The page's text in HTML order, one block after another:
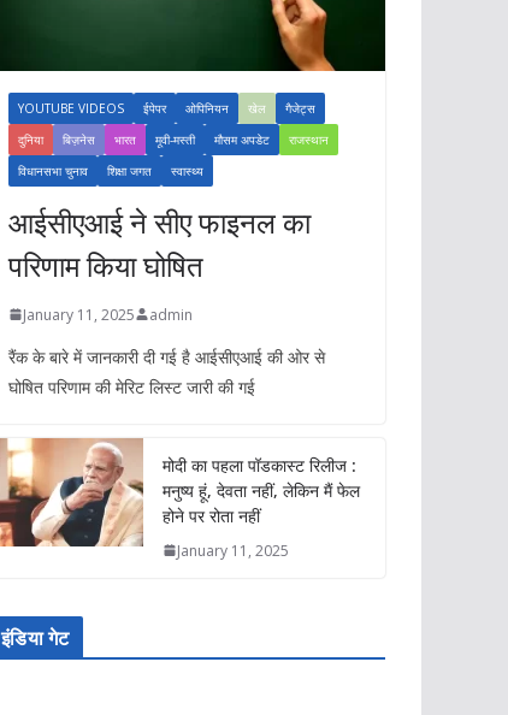
YOUTUBE VIDEOS ईपेपर ओपिनियन खेल
गैजेट्स
दुनिया
बिज़नेस भारत मूवी-मस्ती मौसम अपडेट
राजस्थान
विधानसभा चुनाव
शिक्षा जगत स्वास्थ्य
आईसीएआई ने सीए फाइनल का
परिणाम किया घोषित
January 11, 2025 admin
रैंक के बारे में जानकारी दी गई है आईसीएआई की ओर से
घोषित परिणाम की मेरिट लिस्ट जारी की गई
मोदी का पहला पॉडकास्ट रिलीज :
मनुष्य हूं, देवता नहीं, लेकिन मैं फेल
होने पर रोता नहीं
January 11, 2025
इंडिया गेट